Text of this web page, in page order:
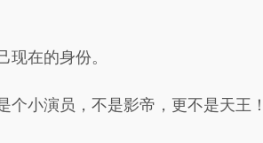
现在的身份。
个小演员，不是影帝，更不是天王！